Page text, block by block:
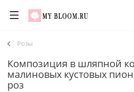
Розы
Композиция в шляпной
малиновых кустовых
роз